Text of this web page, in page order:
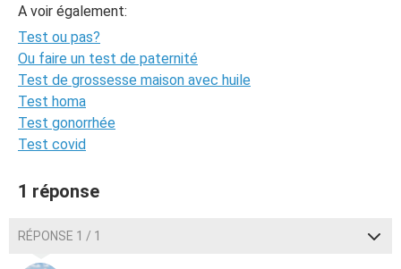
A voir également:
Test ou pas?
Ou faire un test de paternité
Test de grossesse maison avec huile
Test homa
Test gonorrhée
Test covid
1 réponse
RÉPONSE 1 / 1